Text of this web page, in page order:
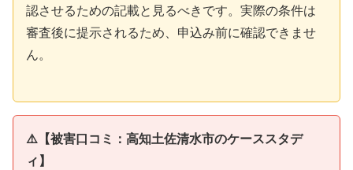
認させるための記載と見るべきです。実際の条件は
審査後に提示されるため、申込み前に確認できませ
ん。
⚠️【被害口コミ：高知土佐清水市のケーススタデ
ィ】